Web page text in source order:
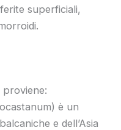
superficiali,
proviene:
è un
e dell’Asia